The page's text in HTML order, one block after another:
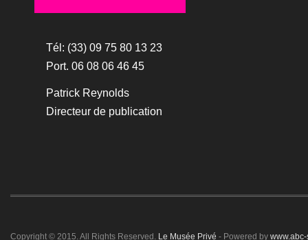
Tél: (33) 09 75 80 13 23
Port. 06 08 06 46 45
Patrick Reynolds
Directeur de publication
Copyright © 2015. All Rights Reserved. Le Musée Privé - Powered by